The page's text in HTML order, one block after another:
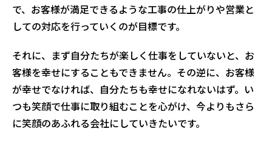
で、お客様が満足できるような工事の仕上がりや営業と
しての対応を行っていくのが目標です。
それに、まず自分たちが楽しく仕事をしていないと、お
客様を幸せにすることもできません。その逆に、お客様
が幸せでなければ、自分たちも幸せになれないはず。い
つも笑顔で仕事に取り組むことを心がけ、今よりもさら
に笑顔のあふれる会社にしていきたいです。